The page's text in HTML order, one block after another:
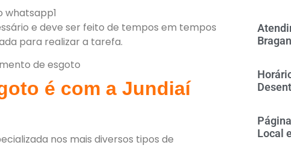
e deve ser feito de tempos em tempos
para realizar a tarefa.
é com a Jundiaí
nos mais diversos tipos de
Local